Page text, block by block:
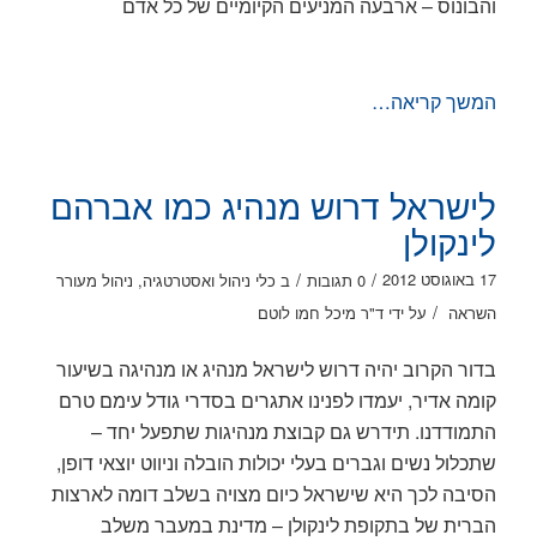
והבונוס – ארבעה המניעים הקיומיים של כל אדם
המשך קריאה…
לישראל דרוש מנהיג כמו אברהם
לינקולן
17 באוגוסט 2012 / 0 תגובות / ב כלי ניהול ואסטרטגיה, ניהול מעורר
השראה / על ידי ד"ר מיכל חמו לוטם
בדור הקרוב יהיה דרוש לישראל מנהיג או מנהיגה בשיעור
קומה אדיר, יעמדו לפנינו אתגרים בסדרי גודל עימם טרם
התמודדנו. תידרש גם קבוצת מנהיגות שתפעל יחד –
שתכלול נשים וגברים בעלי יכולות הובלה וניווט יוצאי דופן,
הסיבה לכך היא שישראל כיום מצויה בשלב דומה לארצות
הברית של בתקופת לינקולן – מדינת במעבר משלב